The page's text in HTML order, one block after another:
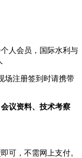
人会员，国际水利与
场注册签到时请携带
议资料、技术考察
可，不需网上支付。